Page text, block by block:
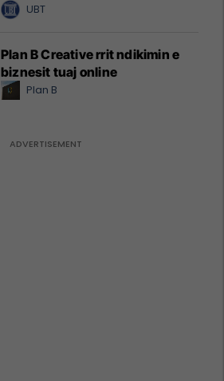
UBT
Plan B Creative rrit ndikimin e
biznesit tuaj online
Plan B